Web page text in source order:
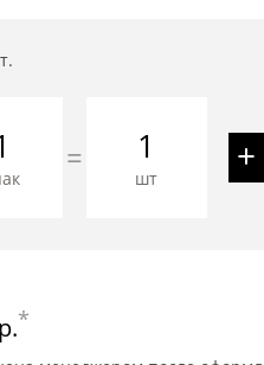
= 1
шт
+
р.*